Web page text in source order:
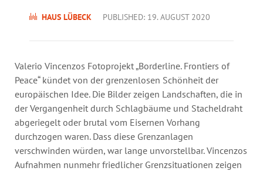
Organigram
HAUS LÜBECK PUBLISHED: 19. AUGUST 2020
Valerio Vincenzos Fotoprojekt „Borderline. Frontiers of
Peace“ kündet von der grenzenlosen Schönheit der
europäischen Idee. Die Bilder zeigen Landschaften, die in
der Vergangenheit durch Schlagbäume und Stacheldraht
abgeriegelt oder brutal vom Eisernen Vorhang
durchzogen waren. Dass diese Grenzanlagen
verschwinden würden, war lange unvorstellbar. Vincenzos
Aufnahmen nunmehr friedlicher Grenzsituationen zeigen